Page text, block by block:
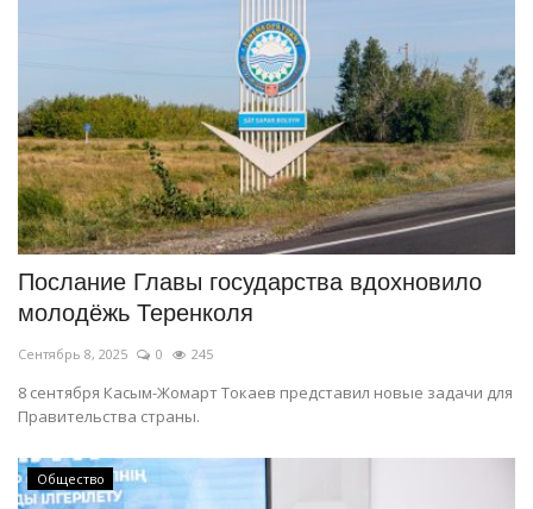
Послание Главы государства вдохновило
молодёжь Теренколя
Сентябрь 8, 2025 0 245
8 сентября Касым-Жомарт Токаев представил новые задачи для
Правительства страны.
Общество